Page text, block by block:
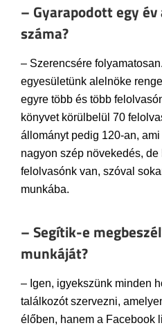
– Gyarapodott egy
száma?
– Szerencsére
egyesületünk alelnöke
egyre több és több
könyvet körülbelül 70
állományt pedig 120-an,
nagyon szép növekedés,
felolvasónk van, szóval
munkába.
– Segítik-e
munkáját?
– Igen, igyekszünk minden
találkozót szervezni,
élőben, hanem a Facebook